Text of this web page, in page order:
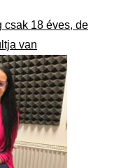
csak 18 éves, de
van